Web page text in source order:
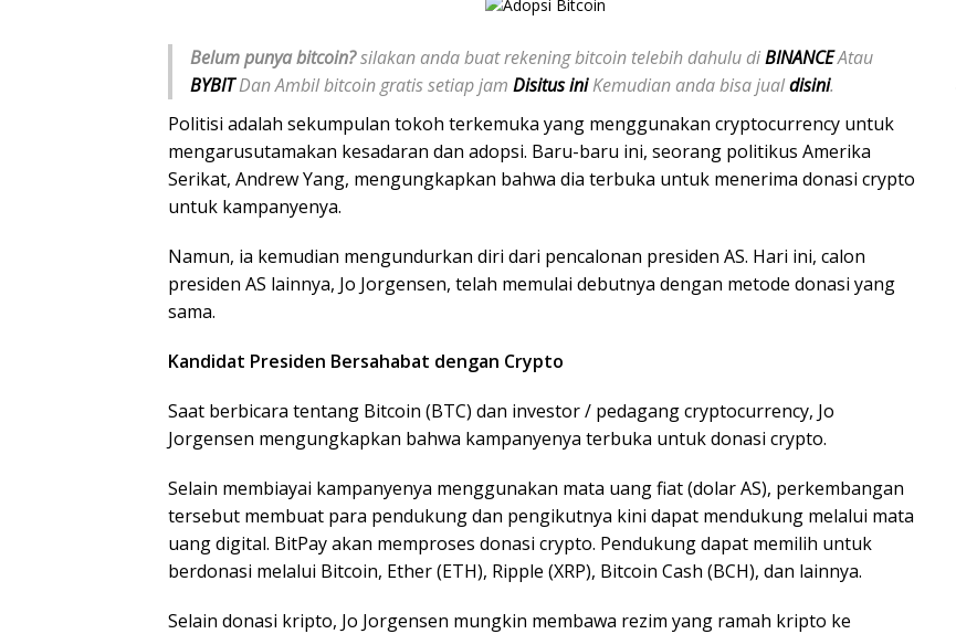
Belum punya bitcoin?silakan anda buat rekening bitcoin telebih dahulu diBINANCEAtau
BYBITDan Ambil bitcoin gratis setiap jam Disitus iniKemudian anda bisa jualdisini.
Politisi adalah sekumpulan tokoh terkemuka yang menggunakan cryptocurrency untuk
mengarusutamakan kesadaran dan adopsi. Baru-baru ini, seorang politikus Amerika
Serikat, Andrew Yang, mengungkapkan bahwa dia terbuka untuk menerima donasi crypto
untuk kampanyenya.
Namun, ia kemudian mengundurkan diri dari pencalonan presiden AS. Hari ini, calon
presiden AS lainnya, Jo Jorgensen, telah memulai debutnya dengan metode donasi yang
sama.
Kandidat Presiden Bersahabat dengan Crypto
Saat berbicara tentang Bitcoin (BTC) dan investor / pedagang cryptocurrency, Jo
Jorgensen mengungkapkan bahwa kampanyenya terbuka untuk donasi crypto.
Selain membiayai kampanyenya menggunakan mata uang fiat (dolar AS), perkembangan
tersebut membuat para pendukung dan pengikutnya kini dapat mendukung melalui mata
uang digital. BitPay akan memproses donasi crypto. Pendukung dapat memilih untuk
berdonasi melalui Bitcoin, Ether (ETH), Ripple (XRP), Bitcoin Cash (BCH), dan lainnya.
Selain donasi kripto, Jo Jorgensen mungkin membawa rezim yang ramah kripto ke